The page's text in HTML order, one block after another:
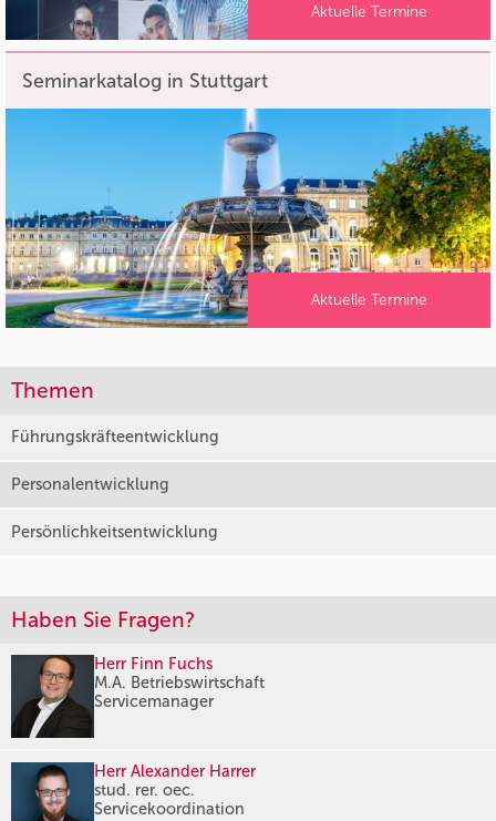
Aktuelle Termine
Seminarkatalog in Stuttgart
Aktuelle Termine
Themen
Führungskräfteentwicklung
Personalentwicklung
Persönlichkeitsentwicklung
Haben Sie Fragen?
Herr Finn Fuchs
M.A. Betriebswirtschaft
Servicemanager
Herr Alexander Harrer
stud. rer. oec.
Servicekoordination